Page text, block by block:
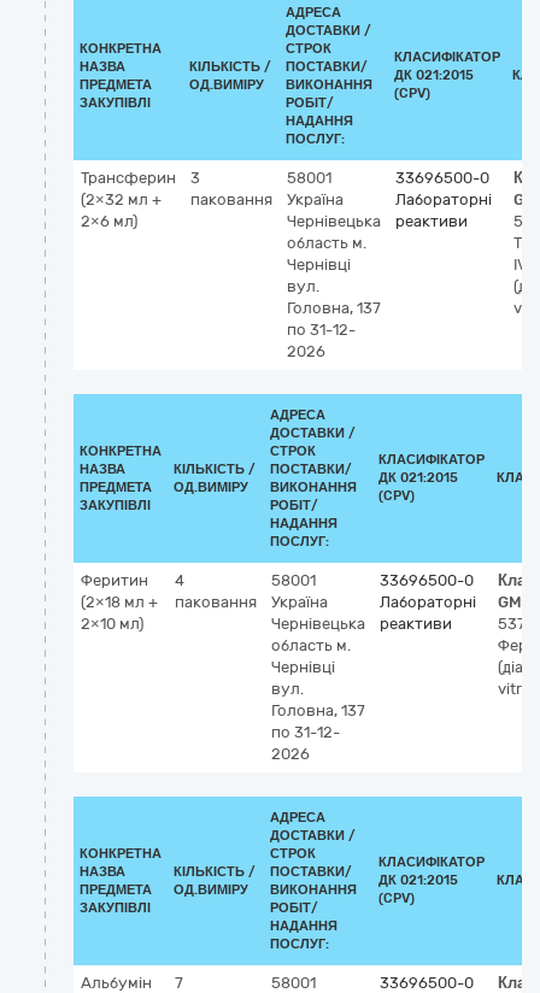
КОНКРЕТНА
НАЗВА
ПРЕДМЕТА
ЗАКУПІВЛІ
КІЛЬКІСТЬ /
ОД.ВИМІРУ
АДРЕСА
ДОСТАВКИ /
СТРОК
ПОСТАВКИ/
ВИКОНАННЯ
РОБІТ/
НАДАННЯ
ПОСЛУГ:
КЛАСИФІКАТОР
ДК 021:2015
(CPV)
Трансферин
(2×32 мл +
2×6 мл)
3
паковання
58001
Україна
Чернівецька
область м.
Чернівці
вул.
Головна, 137
по 31-12-
2026
33696500-0
Лабораторні
реактиви
IVD
КОНКРЕТНА
НАЗВА
ПРЕДМЕТА
ЗАКУПІВЛІ
КІЛЬКІСТЬ /
ОД.ВИМІРУ
АДРЕСА
ДОСТАВКИ /
СТРОК
ПОСТАВКИ/
ВИКОНАННЯ
РОБІТ/
НАДАННЯ
ПОСЛУГ:
КЛАСИФІКАТОР
ДК 021:2015
(CPV)
Феритин
(2×18 мл +
2×10 мл)
4
паковання
58001
Україна
Чернівецька
область м.
Чернівці
вул.
Головна, 137
по 31-12-
2026
33696500-0
Лабораторні
реактиви
53719
КОНКРЕТНА
НАЗВА
ПРЕДМЕТА
ЗАКУПІВЛІ
КІЛЬКІСТЬ /
ОД.ВИМІРУ
АДРЕСА
ДОСТАВКИ /
СТРОК
ПОСТАВКИ/
ВИКОНАННЯ
РОБІТ/
НАДАННЯ
ПОСЛУГ:
КЛАСИФІКАТОР
ДК 021:2015
(CPV)
Альбумін
7
58001
33696500-0